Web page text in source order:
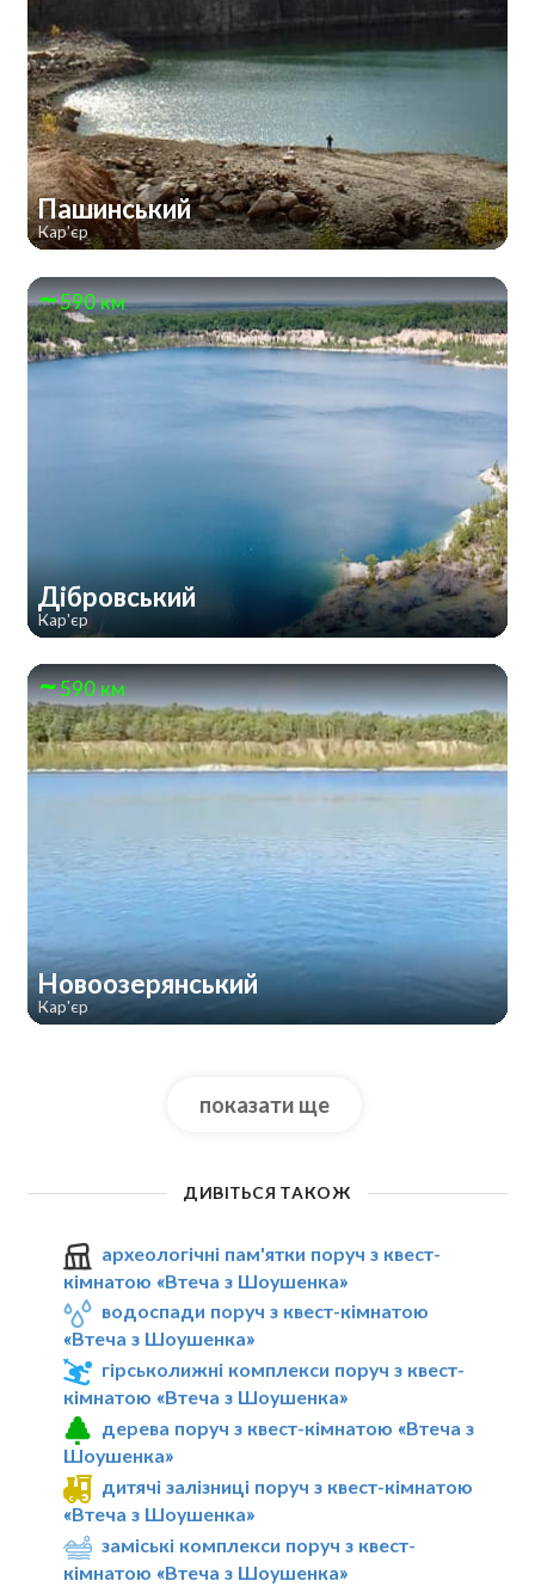
Пашинський
Кар'єр
590 км
Дібровський
Кар'єр
590 км
Новоозерянський
Кар'єр
показати ще
ДИВІТЬСЯ ТАКОЖ
археологічні пам'ятки поруч з квест-
кімнатою «Втеча з Шоушенка»
водоспади поруч з квест-кімнатою
«Втеча з Шоушенка»
гірськолижні комплекси поруч з квест-
кімнатою «Втеча з Шоушенка»
дерева поруч з квест-кімнатою «Втеча з
Шоушенка»
дитячі залізниці поруч з квест-кімнатою
«Втеча з Шоушенка»
заміські комплекси поруч з квест-
кімнатою «Втеча з Шоушенка»